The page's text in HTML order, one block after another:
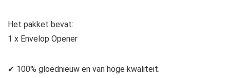
Het pakket bevat:
1 x Envelop Opener
✔ 100% gloednieuw en van hoge kwaliteit.